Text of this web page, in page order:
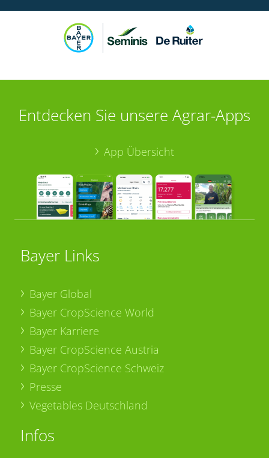
Entdecken Sie unsere Agrar-Apps
App Übersicht
Bayer Links
Bayer Global
Bayer CropScience World
Bayer Karriere
Bayer CropScience Austria
Bayer CropScience Schweiz
Presse
Vegetables Deutschland
Infos